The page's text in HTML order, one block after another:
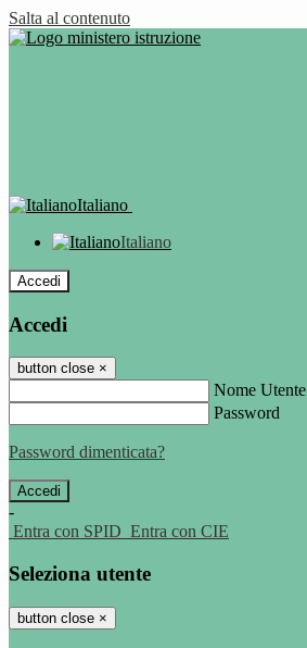
Salta al contenuto
Italiano
Italiano
Accedi
Accedi
button close ×
Nome Utente
Password
Password dimenticata?
-
Entra con SPID Entra con CIE
Seleziona utente
button close ×